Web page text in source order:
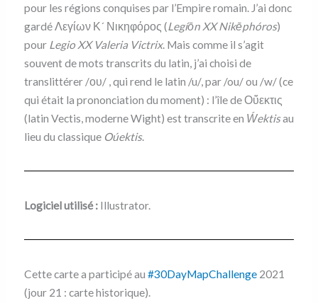
pour les régions conquises par l’Empire romain. J’ai donc
gardé Λεγίων Κ´ Νικηφόρος (Legíōn XX Nikēphóros)
pour Legio XX Valeria Victrix. Mais comme il s’agit
souvent de mots transcrits du latin, j’ai choisi de
translittérer /ου/ , qui rend le latin /u/, par /ou/ ou /w/ (ce
qui était la prononciation du moment) : l’île de Οὔεκτις
(latin Vectis, moderne Wight) est transcrite en Ẃektisau
lieu du classique Oúektis.
Logiciel utilisé :Illustrator.
Cette carte a participé au #30DayMapChallenge2021
(jour 21 : carte historique).